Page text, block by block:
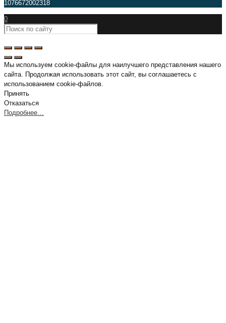
1076672002318
0
Мы используем cookie-файлы для наилучшего представления нашего
сайта. Продолжая использовать этот сайт, вы соглашаетесь с
использованием cookie-файлов.
Принять
Отказаться
Подробнее…